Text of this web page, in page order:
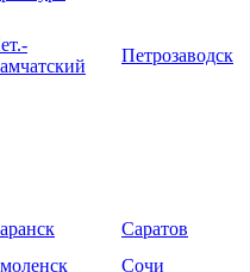
Петрозаводск
Саратов
Сочи